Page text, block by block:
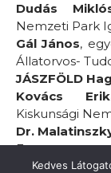
Dudás
Nemzeti Park
Gál János,
Állatorvos-
JÁSZFÖLD
Kovács
Kiskunsági
Dr.
Egyetem
Mártonné
Kedves